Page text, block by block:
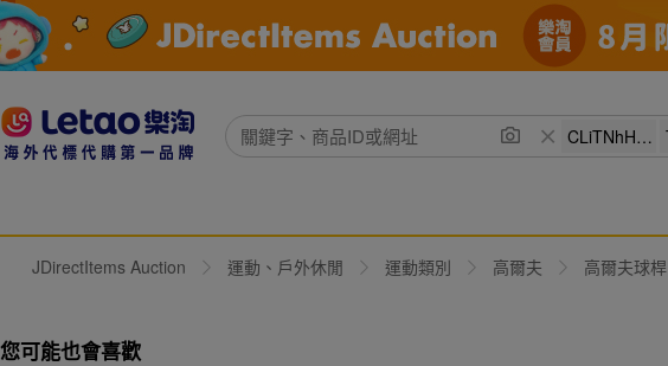
JDirectItems Auction 運動、戶外休閒 運動類別 高爾夫 高爾夫球桿
您可能也會喜歡